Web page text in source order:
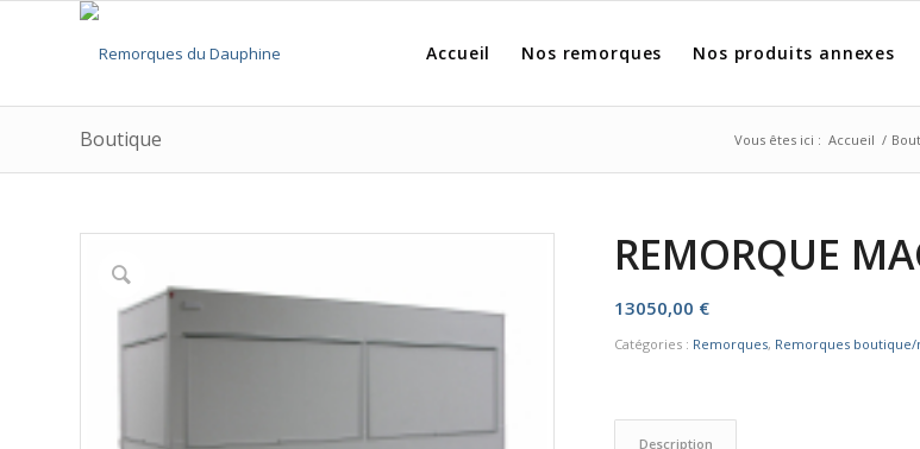
Accueil Nos remorques Nos produits annexes
Boutique Vous êtes ici : Accueil /
REMORQUE
13050,00 €
Catégories : Remorques, Remorques boutique/
Description